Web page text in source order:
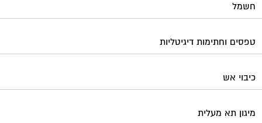
חשמל
טפסים וחתימות דיגיטליות
כיבוי אש
מיגון תא מעלית